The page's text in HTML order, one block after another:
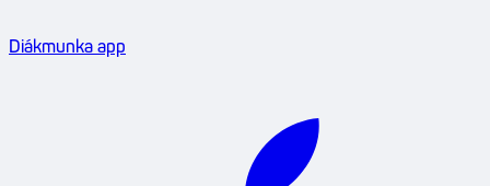
Diákmunka app